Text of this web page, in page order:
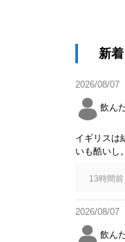
新
2026/08/07
飲ん
イギリスは
いも酷いし。
13時間前
2026/08/07
飲ん